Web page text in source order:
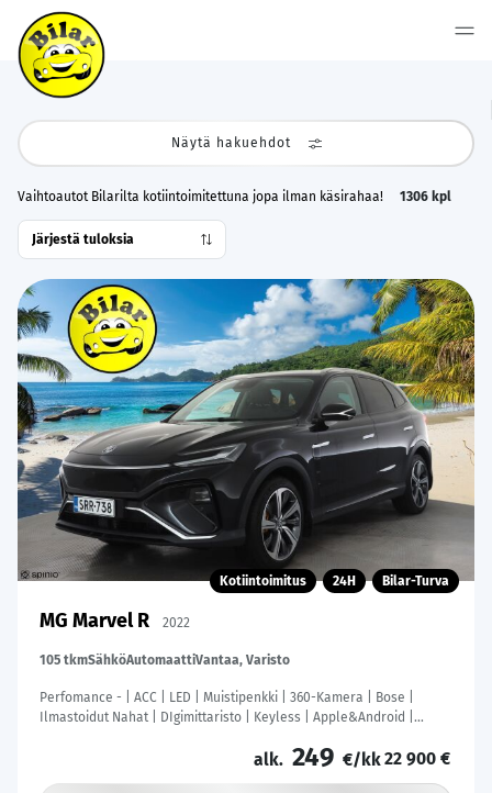
Näytä hakuehdot
Vaihtoautot Bilarilta kotiintoimitettuna jopa ilman käsirahaa! 1306 kpl
Kotiintoimitus 24H Bilar-Turva
MG Marvel R 2022
105 tkmSähköAutomaattiVantaa, Varisto
Perfomance - | ACC | LED | Muistipenkki | 360-Kamera | Bose |
Ilmastoidut Nahat | DIgimittaristo | Keyless | Apple&Android |
alk. 249 €/kk22 900 €